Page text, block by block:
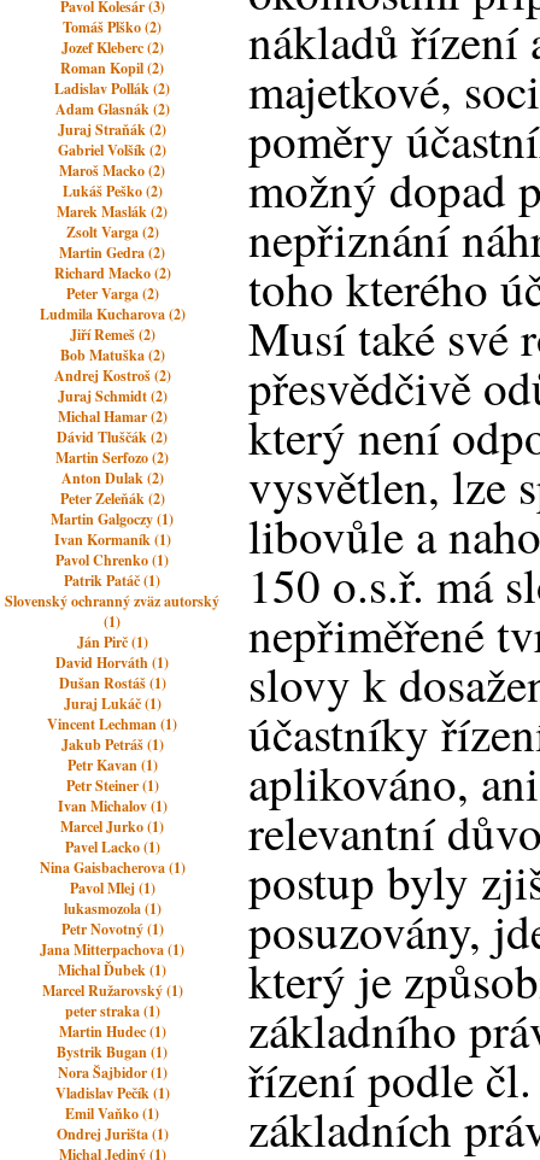
Pavol Kolesár (3)
Tomáš Plško (2)
Jozef Kleberc (2)
Roman Kopil (2)
Ladislav Pollák (2)
Adam Glasnák (2)
Juraj Straňák (2)
Gabriel Volšík (2)
Maroš Macko (2)
Lukáš Peško (2)
Marek Maslák (2)
Zsolt Varga (2)
Martin Gedra (2)
Richard Macko (2)
Peter Varga (2)
Ludmila Kucharova (2)
Jiří Remeš (2)
Bob Matuška (2)
Andrej Kostroš (2)
Juraj Schmidt (2)
Michal Hamar (2)
Dávid Tluščák (2)
Martin Serfozo (2)
Anton Dulak (2)
Peter Zeleňák (2)
Martin Galgoczy (1)
Ivan Kormaník (1)
Pavol Chrenko (1)
Patrik Patáč (1)
Slovenský ochranný zväz autorský
(1)
Ján Pirč (1)
David Horváth (1)
Dušan Rostáš (1)
Juraj Lukáč (1)
Vincent Lechman (1)
Jakub Petráš (1)
Petr Kavan (1)
Petr Steiner (1)
Ivan Michalov (1)
Marcel Jurko (1)
Pavel Lacko (1)
Nina Gaisbacherova (1)
Pavol Mlej (1)
lukasmozola (1)
Petr Novotný (1)
Jana Mitterpachova (1)
Michal Ďubek (1)
Marcel Ružarovský (1)
peter straka (1)
Martin Hudec (1)
Bystrik Bugan (1)
Nora Šajbidor (1)
Vladislav Pečík (1)
Emil Vaňko (1)
Ondrej Jurišta (1)
Michal Jediný (1)
nákladů řízení
majetkové,
poměry
možný dopad
nepřiznání
toho kterého
Musí také své
přesvědčivě
který není
vysvětlen, lze
libovůle a
150 o.s.ř. má
nepřiměřené
slovy k
účastníky
aplikováno,
relevantní
postup byly
posuzovány,
který je
základního
řízení podle
základních